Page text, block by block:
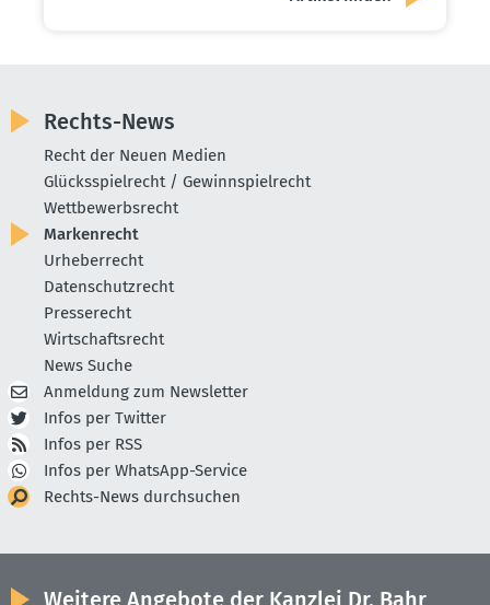
Rechts-News
Recht der Neuen Medien
Glücksspielrecht / Gewinnspielrecht
Wettbewerbsrecht
Markenrecht
Urheberrecht
Datenschutzrecht
Presserecht
Wirtschaftsrecht
News Suche
Anmeldung zum Newsletter
Infos per Twitter
Infos per RSS
Infos per WhatsApp-Service
Rechts-News durchsuchen
Weitere Angebote der Kanzlei Dr. Bahr